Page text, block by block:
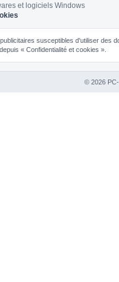
et logiciels Windows
susceptibles d'utiliser
« Confidentialité et cookies ».
© 2026